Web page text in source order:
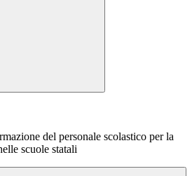
del personale scolastico per la
scuole statali